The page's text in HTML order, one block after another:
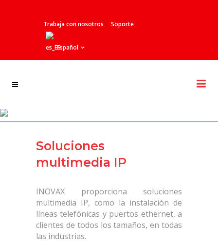
Trabaja con nosotros Soporte
Español
Soluciones
multimedia IP
INOVAX proporciona soluciones
multimedia IP, como la instalación de
líneas telefónicas y puertos ethernet, a
clientes de todos los tamaños, en todas
las industrias.